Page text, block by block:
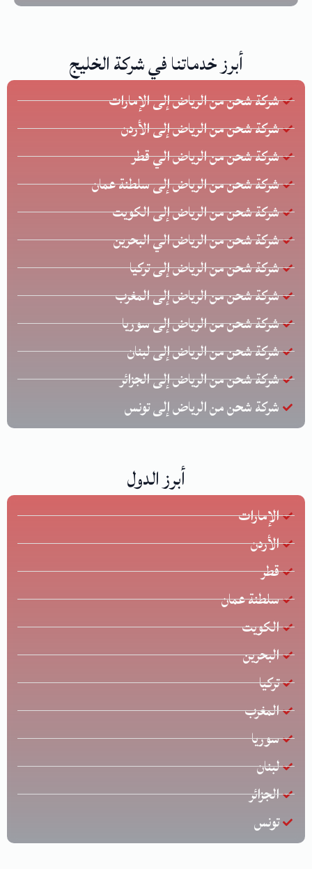
أبرز خدماتنا في شركة الخليج
شركة شحن من الرياض إلى الإمارات
شركة شحن من الرياض إلى الأردن
شركة شحن من الرياض الي قطر
شركة شحن من الرياض إلى سلطنة عمان
شركة شحن من الرياض إلى الكويت
شركة شحن من الرياض الي البحرين
شركة شحن من الرياض إلى تركيا
شركة شحن من الرياض إلى المغرب
شركة شحن من الرياض إلى سوريا
شركة شحن من الرياض إلى لبنان
شركة شحن من الرياض إلى الجزائر
شركة شحن من الرياض إلى تونس
أبرز الدول
الإمارات
الأردن
قطر
سلطنة عمان
الكويت
البحرين
تركيا
المغرب
سوريا
لبنان
الجزائر
تونس